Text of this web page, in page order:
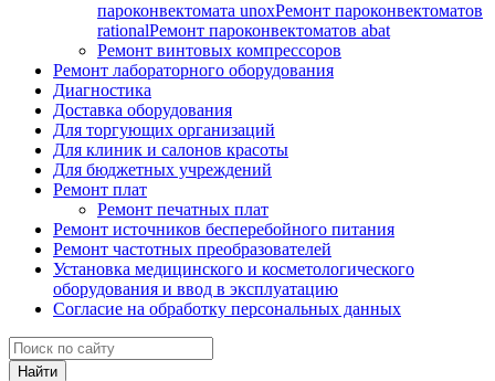
пароконвектомата unoxРемонт пароконвектоматов
rationalРемонт пароконвектоматов abat
Ремонт винтовых компрессоров
Ремонт лабораторного оборудования
Диагностика
Доставка оборудования
Для торгующих организаций
Для клиник и салонов красоты
Для бюджетных учреждений
Ремонт плат
Ремонт печатных плат
Ремонт источников бесперебойного питания
Ремонт частотных преобразователей
Установка медицинского и косметологического
оборудования и ввод в эксплуатацию
Согласие на обработку персональных данных
Найти